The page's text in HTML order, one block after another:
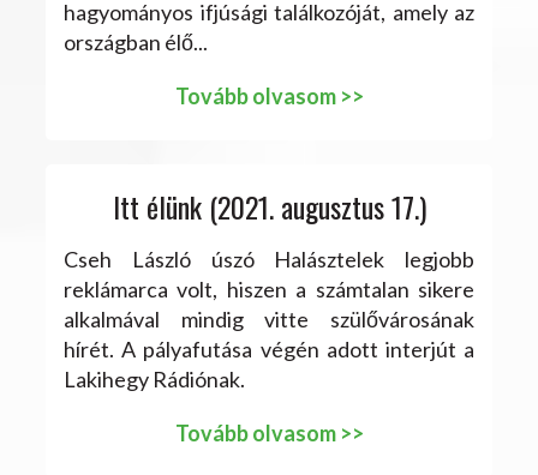
hagyományos ifjúsági találkozóját, amely az
országban élő...
Tovább olvasom >>
Itt élünk (2021. augusztus 17.)
Cseh László úszó Halásztelek legjobb
reklámarca volt, hiszen a számtalan sikere
alkalmával mindig vitte szülővárosának
hírét. A pályafutása végén adott interjút a
Lakihegy Rádiónak.
Tovább olvasom >>